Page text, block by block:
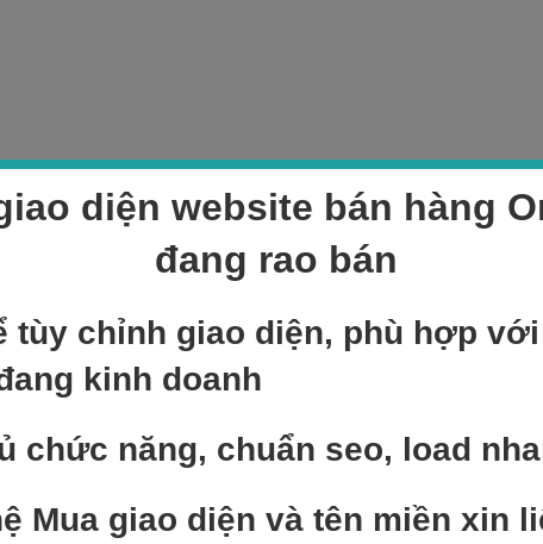
diện website bán hàng
đang rao bán
tùy chỉnh giao diện, phù hợp
kinh doanh
chức năng, chuẩn seo, load
Mua giao diện và tên miền xin